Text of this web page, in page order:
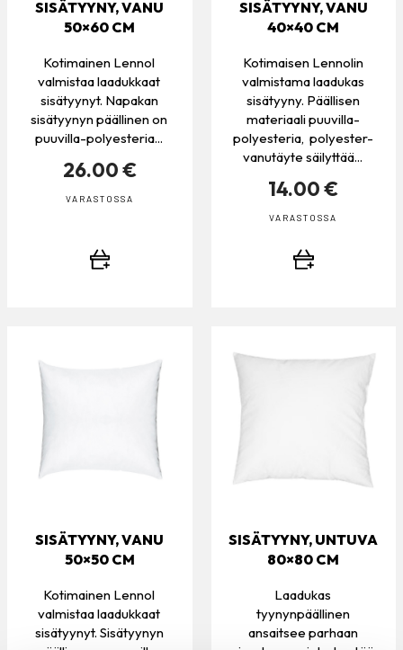
SISÄTYYNY, VANU
50×60 CM
Kotimainen Lennol
valmistaa laadukkaat
sisätyynyt. Napakan
sisätyynyn päällinen on
puuvilla-polyesteria...
26.00 €
VARASTOSSA
SISÄTYYNY, VANU
40×40 CM
Kotimaisen Lennolin
valmistama laadukas
sisätyyny. Päällisen
materiaali puuvilla-
polyesteria, polyester-
vanutäyte säilyttää...
14.00 €
VARASTOSSA
SISÄTYYNY, VANU
50×50 CM
Kotimainen Lennol
valmistaa laadukkaat
sisätyynyt. Sisätyynyn
SISÄTYYNY, UNTUVA
80×80 CM
Laadukas
tyynynpäällinen
ansaitsee parhaan